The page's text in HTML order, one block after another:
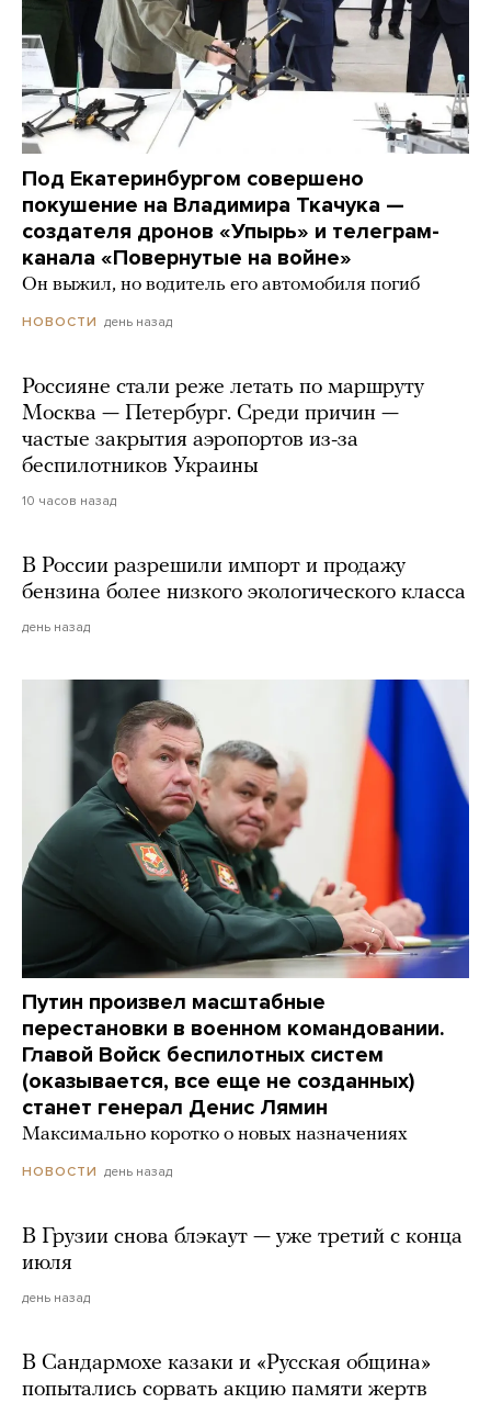
Под Екатеринбургом совершено
покушение на Владимира Ткачука —
создателя дронов «Упырь» и телеграм-
канала «Повернутые на войне»
Он выжил, но водитель его автомобиля погиб
НОВОСТИ день назад
Россияне стали реже летать по маршруту
Москва — Петербург. Среди причин —
частые закрытия аэропортов из-за
беспилотников Украины
10 часов назад
В России разрешили импорт и продажу
бензина более низкого экологического класса
день назад
Путин произвел масштабные
перестановки в военном командовании.
Главой Войск беспилотных систем
(оказывается, все еще не созданных)
станет генерал Денис Лямин
Максимально коротко о новых назначениях
НОВОСТИ день назад
В Грузии снова блэкаут — уже третий с конца
июля
день назад
В Сандармохе казаки и «Русская община»
попытались сорвать акцию памяти жертв